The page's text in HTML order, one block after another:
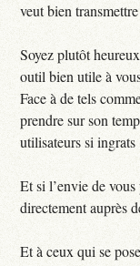
veut bien
Soyez plutôt
outil bien utile à
Face à de tels
prendre sur son
utilisateurs si ingrats
Et si l’envie de
directement auprès
Et à ceux qui se